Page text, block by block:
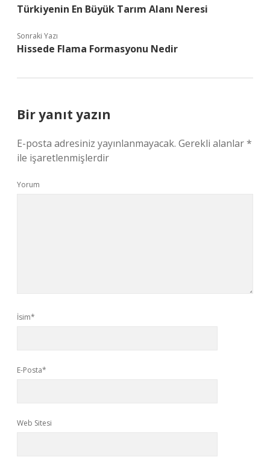
Türkiyenin En Büyük Tarım Alanı Neresi
Sonraki Yazı
Hissede Flama Formasyonu Nedir
Bir yanıt yazın
E-posta adresiniz yayınlanmayacak. Gerekli alanlar*
ile işaretlenmişlerdir
Yorum
İsim*
E-Posta*
Web Sitesi